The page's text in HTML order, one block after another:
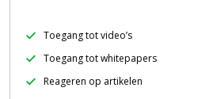
Toegang tot video’s
Toegang tot whitepapers
Reageren op artikelen